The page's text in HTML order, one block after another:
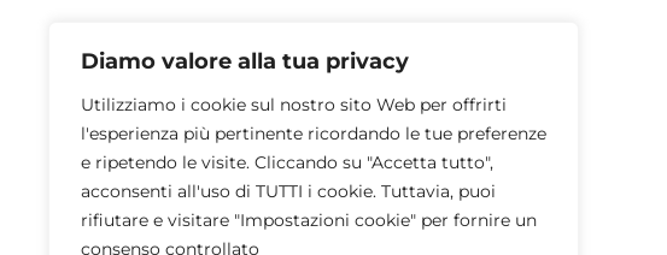
Diamo valore alla tua privacy
Utilizziamo i cookie sul nostro sito Web per offrirti
l'esperienza più pertinente ricordando le tue preferenze
e ripetendo le visite. Cliccando su "Accetta tutto",
acconsenti all'uso di TUTTI i cookie. Tuttavia, puoi
rifiutare e visitare "Impostazioni cookie" per fornire un
consenso controllato